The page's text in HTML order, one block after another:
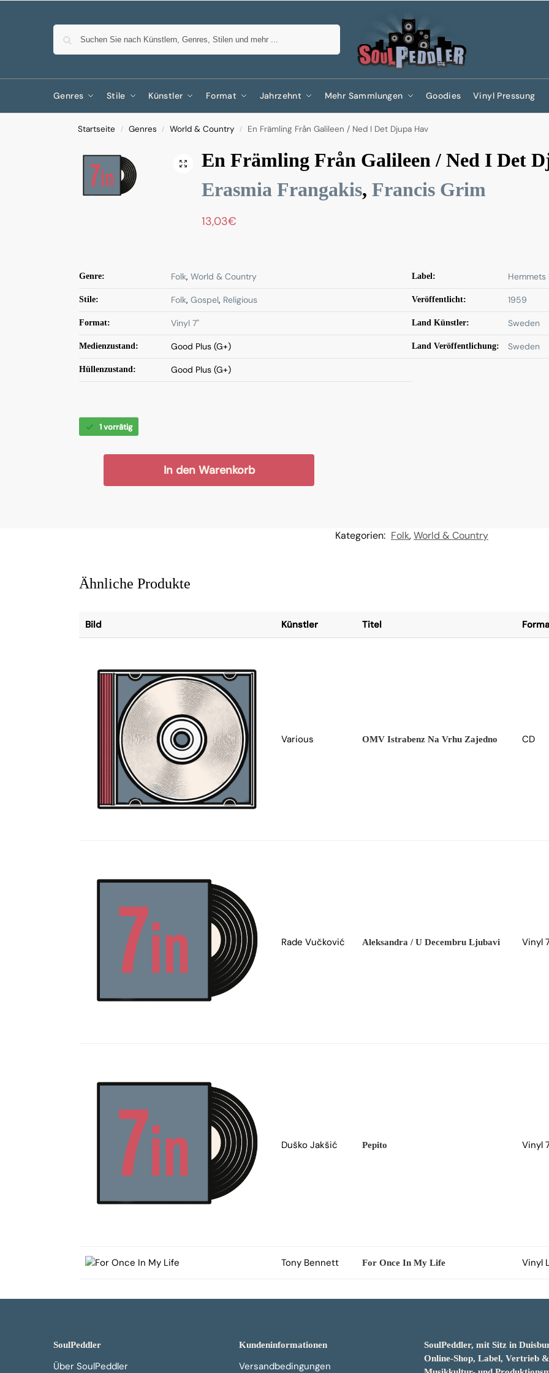
Genres Stile Künstler Format Jahrzehnt Mehr Sammlungen Goodies Vinyl Pressung
Startseite / Genres / World & Country / En Främling Från Galileen / Ned I Det Djupa Hav
En Främling Från Galileen / Ned I Det
Erasmia Frangakis, Francis Grim
13,03€
Genre: Folk, World & Country
Stile: Folk, Gospel, Religious
Format: Vinyl 7"
Medienzustand: Good Plus (G+)
Hüllenzustand: Good Plus (G+)
Label: Hemmets
Veröffentlicht: 1959
Land Künstler: Sweden
Land Veröffentlichung: Sweden
1 vorrätig
In den Warenkorb
Kategorien: Folk,World & Country
Ähnliche Produkte
Bild Künstler Titel
Various OMV Istrabenz Na Vrhu Zajedno CD
Rade Vučković Aleksandra / U Decembru Ljubavi Vinyl
Duško Jakšić Pepito Vinyl
Tony Bennett For Once In My Life Vinyl
SoulPeddler
Über SoulPeddler
Kundeninformationen
Versandbedingungen
SoulPeddler, mit Sitz in
Online-Shop, Label, Vertrieb &